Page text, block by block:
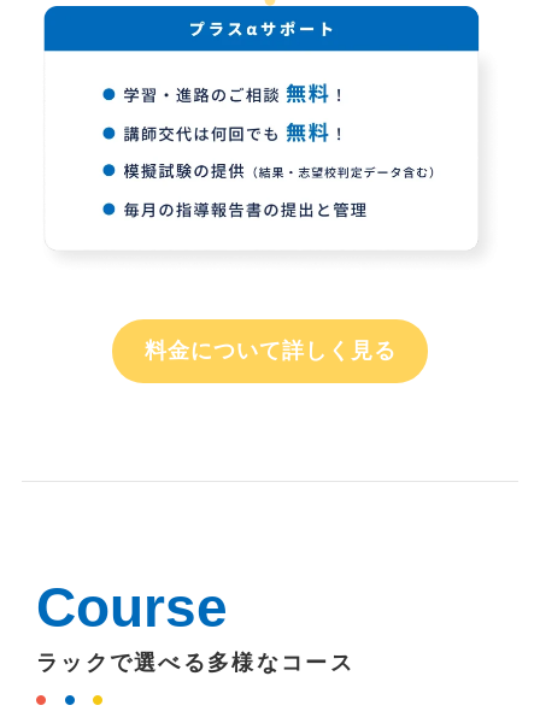
料金について詳しく見る
Course
ラックで選べる多様なコース